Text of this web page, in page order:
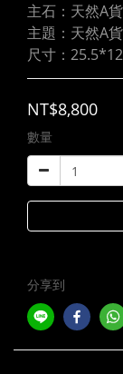
主石：天然A
主題：天然A
尺寸：
NT$8,800
數量
分享到